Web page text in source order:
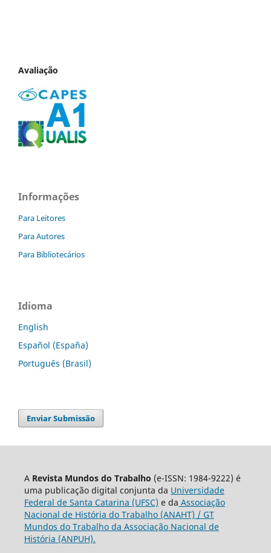
Avaliação
Informações
Para Leitores
Para Autores
Para Bibliotecários
Idioma
English
Español (España)
Português (Brasil)
Enviar Submissão
A Revista Mundos do Trabalho (e-ISSN: 1984-9222) é
uma publicação digital conjunta da Universidade
Federal de Santa Catarina (UFSC) e da Associação
Nacional de História do Trabalho (ANAHT) / GT
Mundos do Trabalho da Associação Nacional de
História (ANPUH).